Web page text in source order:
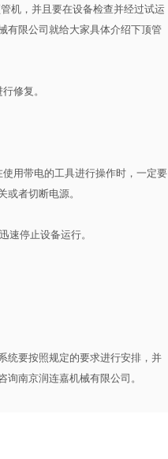
机，并且要在设备检查并经过试运
有限公司就给大家具体介绍下顶管
修复。
用带电的工具进行操作时，一定要
者切断电源。
停止设备运行。
要按照规定的要求进行安排，并
询南京润连嘉机械有限公司。